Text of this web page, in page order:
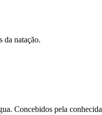
da natação.
Concebidos pela